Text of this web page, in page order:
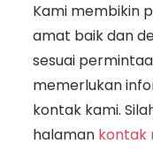
Kami membikin
amat baik dan
sesuai
memerlukan
kontak kami.
halaman kontak